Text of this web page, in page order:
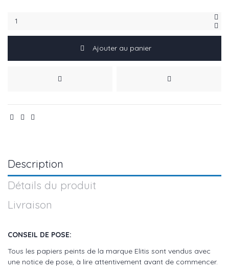
Ajouter au panier
Description
Détails du produit
Livraison
CONSEIL DE POSE:
Tous les papiers peints de la marque Elitis sont vendus avec
une notice de pose, à lire attentivement avant de commencer.